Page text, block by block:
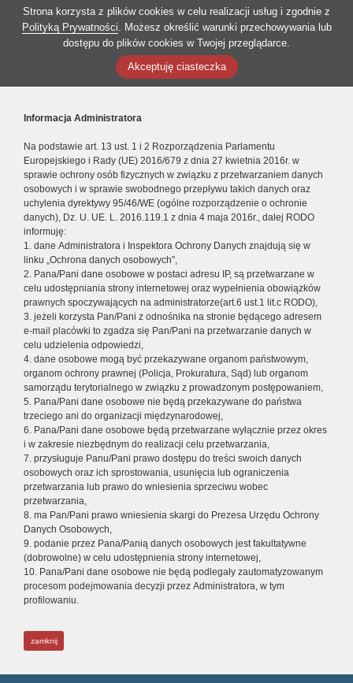
Strona korzysta z plików cookies w celu realizacji usług i zgodnie z
Polityką Prywatności. Możesz określić warunki przechowywania lub
dostępu do plików cookies w Twojej przeglądarce.
Akceptuję ciasteczka
Informacja Administratora
Na podstawie art. 13 ust. 1 i 2 Rozporządzenia Parlamentu
Europejskiego i Rady (UE) 2016/679 z dnia 27 kwietnia 2016r. w
sprawie ochrony osób fizycznych w związku z przetwarzaniem danych
osobowych i w sprawie swobodnego przepływu takich danych oraz
uchylenia dyrektywy 95/46/WE (ogólne rozporządzenie o ochronie
danych), Dz. U. UE. L. 2016.119.1 z dnia 4 maja 2016r., dalej RODO
informuję:
1. dane Administratora i Inspektora Ochrony Danych znajdują się w
linku „Ochrona danych osobowych”,
2. Pana/Pani dane osobowe w postaci adresu IP, są przetwarzane w
celu udostępniania strony internetowej oraz wypełnienia obowiązków
prawnych spoczywających na administratorze(art.6 ust.1 lit.c RODO),
3. jeżeli korzysta Pan/Pani z odnośnika na stronie będącego adresem
e-mail placówki to zgadza się Pan/Pani na przetwarzanie danych w
celu udzielenia odpowiedzi,
4. dane osobowe mogą być przekazywane organom państwowym,
organom ochrony prawnej (Policja, Prokuratura, Sąd) lub organom
samorządu terytorialnego w związku z prowadzonym postępowaniem,
5. Pana/Pani dane osobowe nie będą przekazywane do państwa
trzeciego ani do organizacji międzynarodowej,
6. Pana/Pani dane osobowe będą przetwarzane wyłącznie przez okres
i w zakresie niezbędnym do realizacji celu przetwarzania,
7. przysługuje Panu/Pani prawo dostępu do treści swoich danych
osobowych oraz ich sprostowania, usunięcia lub ograniczenia
przetwarzania lub prawo do wniesienia sprzeciwu wobec
przetwarzania,
8. ma Pan/Pani prawo wniesienia skargi do Prezesa Urzędu Ochrony
Danych Osobowych,
9. podanie przez Pana/Panią danych osobowych jest fakultatywne
(dobrowolne) w celu udostępnienia strony internetowej,
10. Pana/Pani dane osobowe nie będą podlegały zautomatyzowanym
procesom podejmowania decyzji przez Administratora, w tym
profilowaniu.
zamknij